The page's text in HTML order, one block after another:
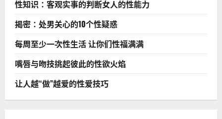
性知识：客观实事的判断女人的性能力
揭密：处男关心的10个性疑惑
每周至少一次性生活 让你们性福满满
嘴唇与吻技挑起彼此的性欲火焰
让人越“做”越爱的性爱技巧